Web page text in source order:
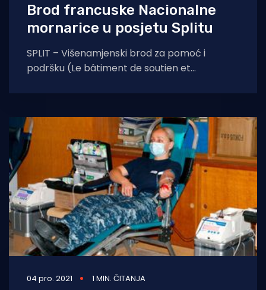
Brod francuske Nacionalne
mornarice u posjetu Splitu
SPLIT – Višenamjenski brod za pomoć i
podršku (Le bâtiment de soutien et
(A604) iz
04 pro. 2021 1 MIN. ČITANJA